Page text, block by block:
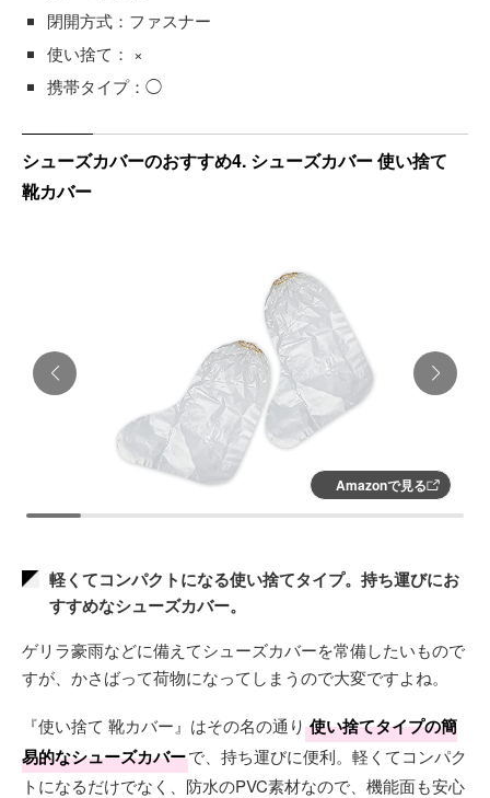
閉開方式：ファスナー
使い捨て： ×
携帯タイプ：◯
シューズカバーのおすすめ4. シューズカバー 使い捨て
靴カバー
Amazonで見る
軽くてコンパクトになる使い捨てタイプ。持ち運びにお
すすめなシューズカバー。
ゲリラ豪雨などに備えてシューズカバーを常備したいもので
すが、かさばって荷物になってしまうので大変ですよね。
『使い捨て 靴カバー』はその名の通り 使い捨てタイプの簡
易的なシューズカバーで、持ち運びに便利。軽くてコンパク
トになるだけでなく、防水のPVC素材なので、機能面も安心